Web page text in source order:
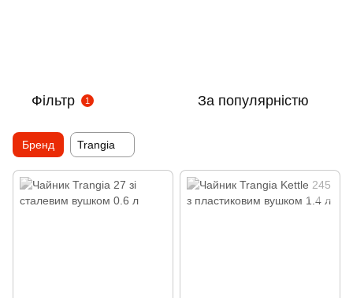
Фільтр 1 За популярністю
Бренд Trangia